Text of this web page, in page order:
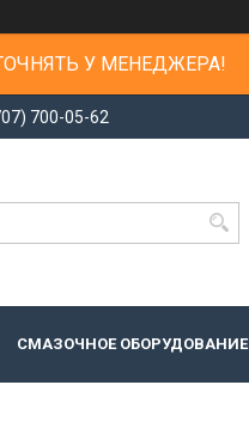
У МЕНЕДЖЕРА!
700-05-62
СМАЗОЧНОЕ ОБОРУДОВАНИЕ